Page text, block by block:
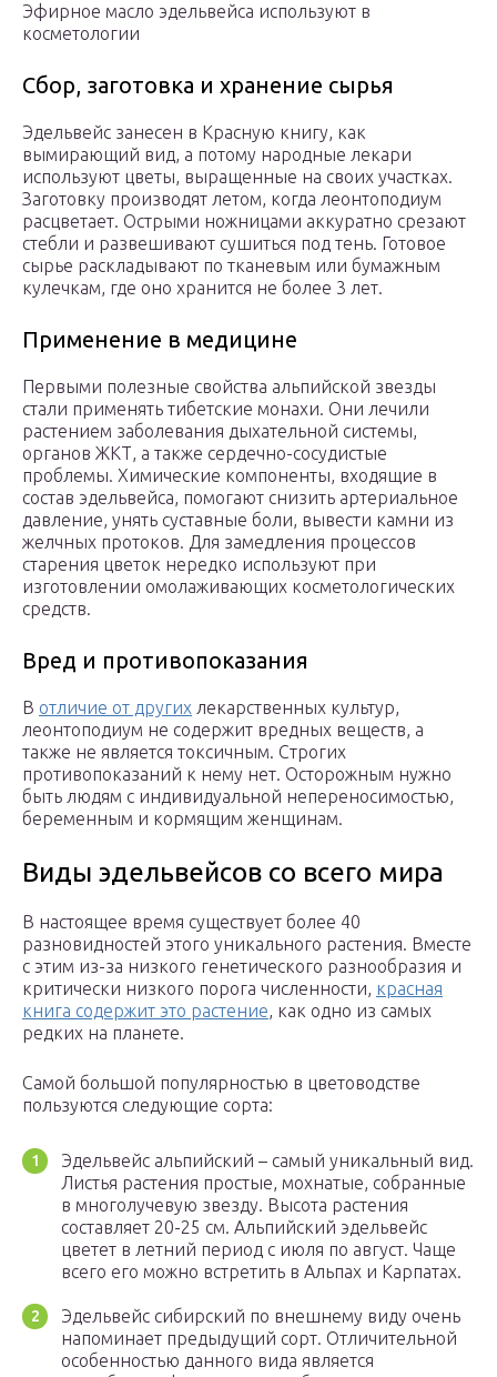
Эфирное масло эдельвейса используют в
косметологии
Сбор, заготовка и хранение сырья
Эдельвейс занесен в Красную книгу, как
вымирающий вид, а потому народные лекари
используют цветы, выращенные на своих участках.
Заготовку производят летом, когда леонтоподиум
расцветает. Острыми ножницами аккуратно срезают
стебли и развешивают сушиться под тень. Готовое
сырье раскладывают по тканевым или бумажным
кулечкам, где оно хранится не более 3 лет.
Применение в медицине
Первыми полезные свойства альпийской звезды
стали применять тибетские монахи. Они лечили
растением заболевания дыхательной системы,
органов ЖКТ, а также сердечно-сосудистые
проблемы. Химические компоненты, входящие в
состав эдельвейса, помогают снизить артериальное
давление, унять суставные боли, вывести камни из
желчных протоков. Для замедления процессов
старения цветок нередко используют при
изготовлении омолаживающих косметологических
средств.
Вред и противопоказания
В отличие от других лекарственных культур,
леонтоподиум не содержит вредных веществ, а
также не является токсичным. Строгих
противопоказаний к нему нет. Осторожным нужно
быть людям с индивидуальной непереносимостью,
беременным и кормящим женщинам.
Виды эдельвейсов со всего мира
В настоящее время существует более 40
разновидностей этого уникального растения. Вместе
с этим из-за низкого генетического разнообразия и
критически низкого порога численности, красная
книга содержит это растение, как одно из самых
редких на планете.
Самой большой популярностью в цветоводстве
пользуются следующие сорта:
Эдельвейс альпийский – самый уникальный вид.
Листья растения простые, мохнатые, собранные
в многолучевую звезду. Высота растения
составляет 20-25 см. Альпийский эдельвейс
цветет в летний период с июля по август. Чаще
всего его можно встретить в Альпах и Карпатах.
Эдельвейс сибирский по внешнему виду очень
напоминает предыдущий сорт. Отличительной
особенностью данного вида является